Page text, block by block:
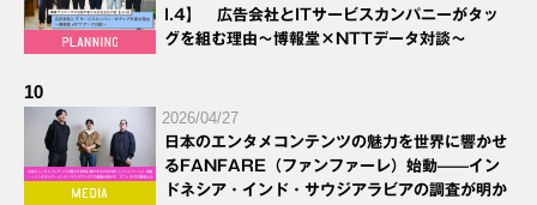
l.4】 広告会社とITサービスカンパニーがタッ
グを組む理由～博報堂×NTTデータ対談～
10
2026/04/27
日本のエンタメコンテンツの魅力を世界に響かせ
るFANFARE（ファンファーレ）始動——イン
ドネシア・インド・サウジアラビアの調査が明か